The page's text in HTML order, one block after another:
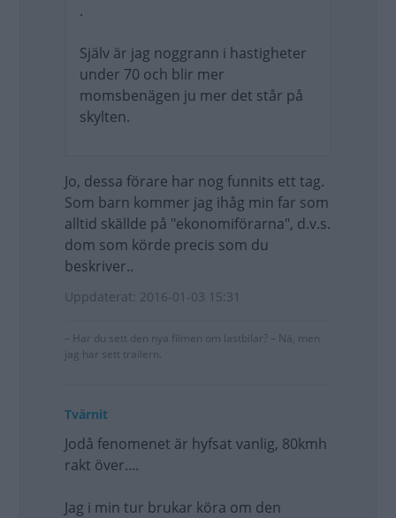
.
Själv är jag noggrann i hastigheter
under 70 och blir mer
momsbenägen ju mer det står på
skylten.
Jo, dessa förare har nog funnits ett tag.
Som barn kommer jag ihåg min far som
alltid skällde på "ekonomiförarna", d.v.s.
dom som körde precis som du
beskriver..
Uppdaterat: 2016-01-03 15:31
– Har du sett den nya filmen om lastbilar? – Nä, men
jag har sett trailern.
Tvärnit
Jodå fenomenet är hyfsat vanlig, 80kmh
rakt över....
Jag i min tur brukar köra om den